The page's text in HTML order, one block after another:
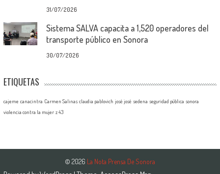
31/07/2026
Sistema SALVA capacita a 1,520 operadores del
transporte público en Sonora
30/07/2026
ETIQUETAS
cajeme canacintra Carmen Salinas claudia pablovich josé josé sedena seguridad pública sonora
violencia contra la mujer z 43
© 2026 La Nota Prensa De Sonora